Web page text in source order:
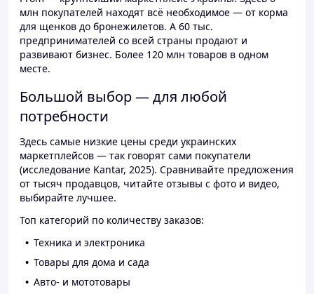
млн покупателей находят всё необходимое — от корма
для щенков до бронежилетов. А 60 тыс.
предпринимателей со всей страны продают и
развивают бизнес. Более 120 млн товаров в одном
месте.
Большой выбор — для любой
потребности
Здесь самые низкие цены среди украинских
маркетплейсов — так говорят сами покупатели
(исследование Kantar, 2025). Сравнивайте предложения
от тысяч продавцов, читайте отзывы с фото и видео,
выбирайте лучшее.
Топ категорий по количеству заказов:
Техника и электроника
Товары для дома и сада
Авто- и мототовары